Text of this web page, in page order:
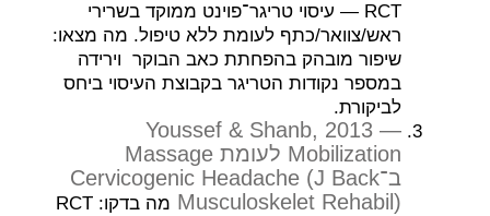
RCT — עיסוי טריגר־פוינט ממוקד בשרירי
ראש/צוואר/כתף לעומת ללא טיפול. מה מצאו:
שיפור מובהק בהפחתת כאב הבוקר וירידה
במספר נקודות הטריגר בקבוצת העיסוי ביחס
לביקורת.
Youssef & Shanb, 2013 —
Mobilization לעומת Massage
ב־Cervicogenic Headache (J Back
Musculoskelet Rehabil)
מה בדקו: RCT